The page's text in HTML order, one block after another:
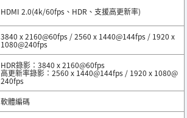
HDMI 2.0(4k/60fps、HDR、支援高更新率)
3840 x 2160@60fps / 2560 x 1440@144fps / 1920 x
1080@240fps
HDR錄影：3840 x 2160@60fps
高更新率錄影：2560 x 1440@144fps / 1920 x 1080@
240fps
軟體編碼